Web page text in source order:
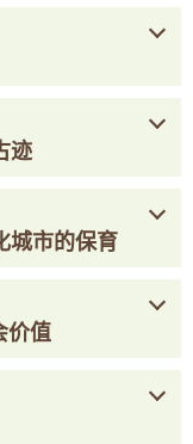
迹
城市的保育
价值